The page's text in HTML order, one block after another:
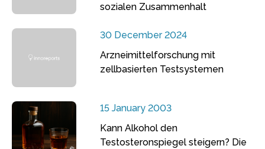
sozialen Zusammenhalt
30 December 2024
Arzneimittelforschung mit
zellbasierten Testsystemen
15 January 2003
Kann Alkohol den
Testosteronspiegel steigern? Die